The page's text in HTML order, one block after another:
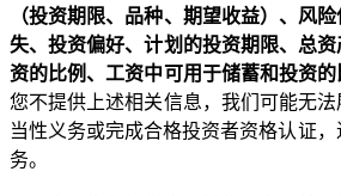
（投资期限、品种、期望收益）、风
失、投资偏好、计划的投资期限、总
资的比例、工资中可用于储蓄和投资
您不提供上述相关信息，我们可能无法
当性义务或完成合格投资者资格认证
务。